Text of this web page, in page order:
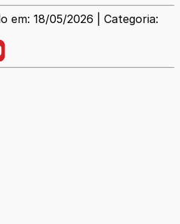
em: 18/05/2026 | Categoria: